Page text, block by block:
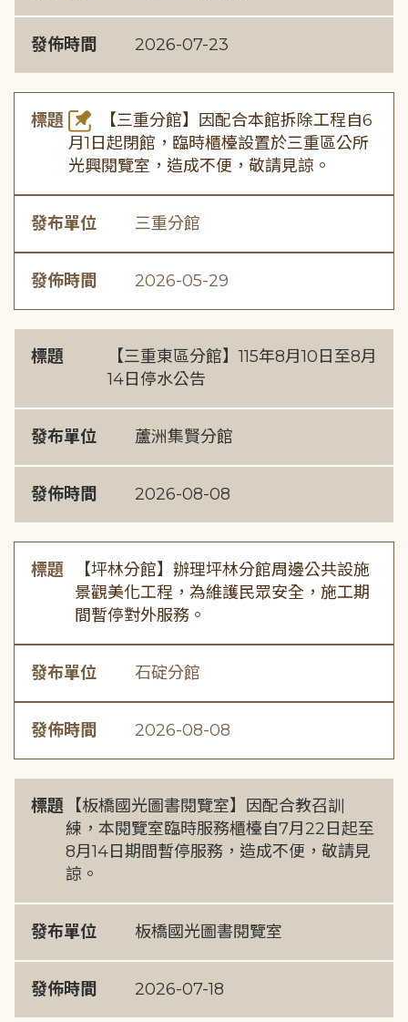
發佈時間 2026-07-23
標題
【三重分館】因配合本館拆除工程自6
月1日起閉館，臨時櫃檯設置於三重區公所
光興閱覽室，造成不便，敬請見諒。
發布單位 三重分館
發佈時間 2026-05-29
標題
【三重東區分館】115年8月10日至8月
14日停水公告
發布單位 蘆洲集賢分館
發佈時間 2026-08-08
標題
【坪林分館】辦理坪林分館周邊公共設施
景觀美化工程，為維護民眾安全，施工期
間暫停對外服務。
發布單位 石碇分館
發佈時間 2026-08-08
標題
【板橋國光圖書閱覽室】因配合教召訓
練，本閱覽室臨時服務櫃檯自7月22日起至
8月14日期間暫停服務，造成不便，敬請見
諒。
發布單位 板橋國光圖書閱覽室
發佈時間 2026-07-18